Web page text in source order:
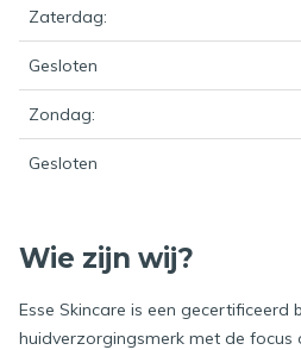
Zaterdag:
Gesloten
Zondag:
Gesloten
Wie zijn wij?
Esse Skincare is een gecertificeerd
huidverzorgingsmerk met de